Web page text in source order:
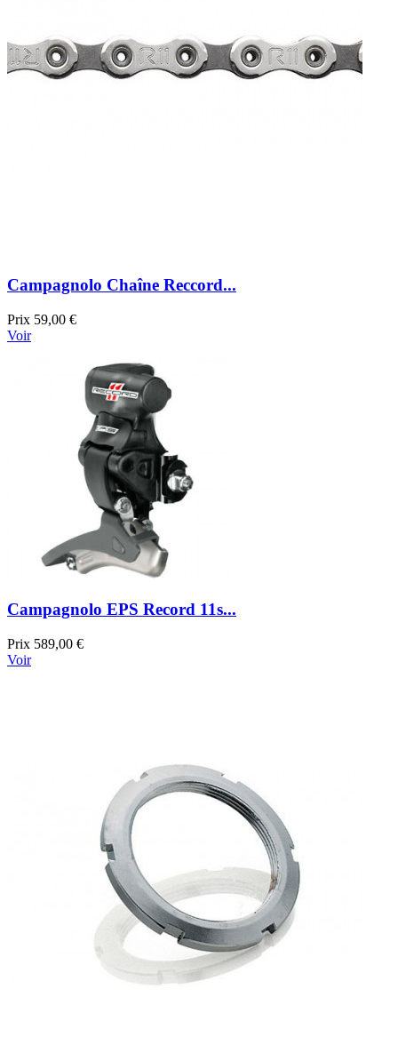
Campagnolo Chaîne Reccord...
Prix 59,00 €
Voir
Campagnolo EPS Record 11s...
Prix 589,00 €
Voir